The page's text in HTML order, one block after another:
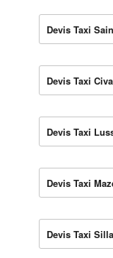
Devis Taxi
Devis Taxi
Devis Taxi
Devis Taxi
Devis Taxi